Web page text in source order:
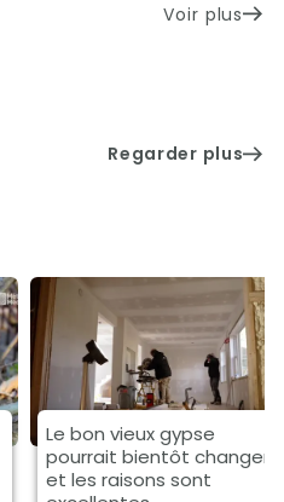
Voir plus
Regarder plus
Le bon vieux gypse
pourrait bientôt changer
et les raisons sont